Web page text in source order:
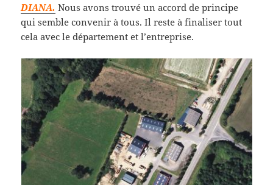
DIANA. Nous avons trouvé un accord de principe
qui semble convenir à tous. Il reste à finaliser tout
cela avec le département et l’entreprise.